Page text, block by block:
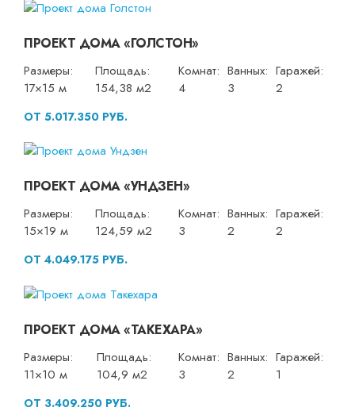
ПРОЕКТ ДОМА «ГОЛСТОН»
Размеры:
17×15 м
Площадь:
154,38 м2
Комнат:
4
Ванных:
3
Гаражей:
2
ОТ 5.017.350 РУБ.
ПРОЕКТ ДОМА «УНДЗЕН»
Размеры:
15×19 м
Площадь:
124,59 м2
Комнат:
3
Ванных:
2
Гаражей:
2
ОТ 4.049.175 РУБ.
ПРОЕКТ ДОМА «ТАКЕХАРА»
Размеры:
11×10 м
Площадь:
104,9 м2
Комнат:
3
Ванных:
2
Гаражей:
1
ОТ 3.409.250 РУБ.